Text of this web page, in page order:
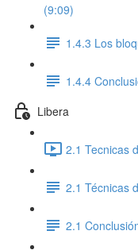
(9:09)
1.4.3 Los
1.4.4
Libera
2.1 Tecnicas
2.1 Técnicas
2.1